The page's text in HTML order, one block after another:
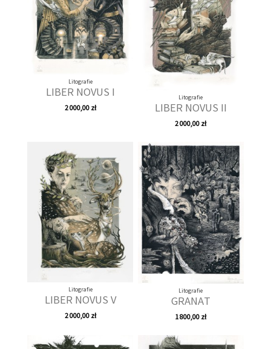
Litografie
LIBER NOVUS I
2 000,00 zł
Litografie
LIBER NOVUS II
2 000,00 zł
Litografie
LIBER NOVUS V
2 000,00 zł
Litografie
GRANAT
1 800,00 zł